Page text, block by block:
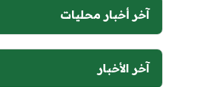
آخر أخبار محليات
آخر الأخبار